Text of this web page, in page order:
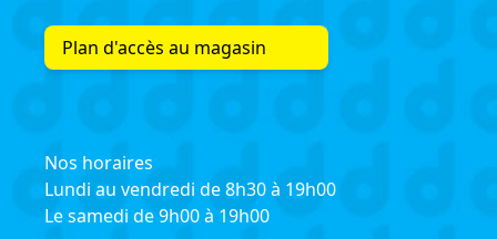
Plan d'accès au magasin
Nos horaires
Lundi au vendredi de 8h30 à 19h00
Le samedi de 9h00 à 19h00